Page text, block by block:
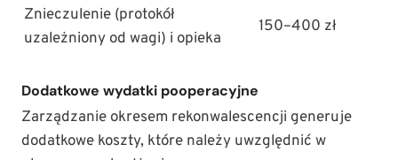
Znieczulenie (protokół
uzależniony od wagi) i opieka
150–400 zł
Dodatkowe wydatki pooperacyjne
Zarządzanie okresem rekonwalescencji generuje
dodatkowe koszty, które należy uwzględnić w